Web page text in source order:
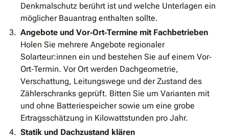
Denkmalschutz berührt ist und welche Unterlagen ein
möglicher Bauantrag enthalten sollte.
Angebote und Vor‐Ort‐Termine mit Fachbetrieben
Holen Sie mehrere Angebote regionaler
Solarteur:innen ein und bestehen Sie auf einem Vor‐
Ort‐Termin. Vor Ort werden Dachgeometrie,
Verschattung, Leitungswege und der Zustand des
Zählerschranks geprüft. Bitten Sie um Varianten mit
und ohne Batteriespeicher sowie um eine grobe
Ertragsschätzung in Kilowattstunden pro Jahr.
Statik und Dachzustand klären